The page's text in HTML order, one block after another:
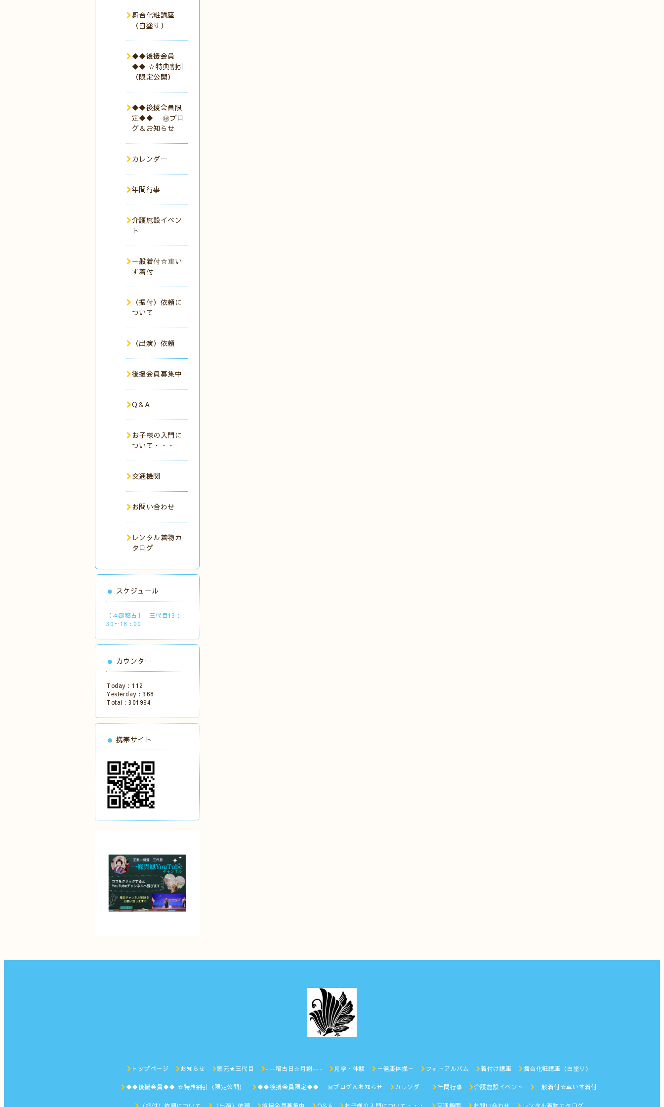
舞台化粧講座
（白塗り）
◆◆後援会員
◆◆ ☆特典割引
（限定公開）
◆◆後援会員限
定◆◆ ㊙︎ブロ
グ＆お知らせ
カレンダー
年間行事
介護施設イベン
ト
一般着付☆車い
す着付
（振付）依頼に
ついて
（出演）依頼
後援会員募集中
Q＆A
お子様の入門に
ついて・・・
交通機関
お問い合わせ
レンタル着物カ
タログ
スケジュール
【本部稽古】 三代目13：
30～18：00
カウンター
Today : 112
Yesterday : 368
Total : 301994
携帯サイト
トップページ お知らせ 家元★三代目 ---稽古日☆月謝--- 見学・体験 ～健康体操～ フォトアルバム 着付け講座 舞台化粧講座（白塗り）
◆◆後援会員◆◆ ☆特典割引（限定公開） ◆◆後援会員限定◆◆ ㊙︎ブログ＆お知らせ カレンダー 年間行事 介護施設イベント 一般着付☆車いす着付